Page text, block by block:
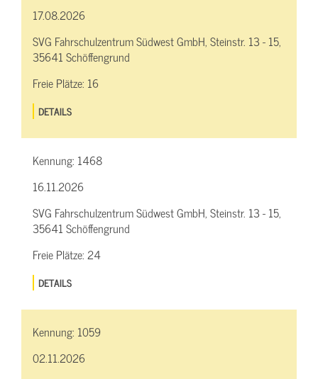
17.08.2026
SVG Fahrschulzentrum Südwest GmbH, Steinstr. 13 - 15,
35641 Schöffengrund
Freie Plätze: 16
DETAILS
Kennung: 1468
16.11.2026
SVG Fahrschulzentrum Südwest GmbH, Steinstr. 13 - 15,
35641 Schöffengrund
Freie Plätze:24
DETAILS
Kennung: 1059
02.11.2026